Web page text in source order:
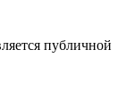
публичной